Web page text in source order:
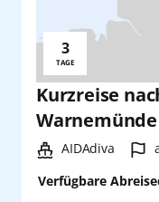
Kurzreise
Warnemünde
Schiff:
AIDAdiva
Verfügbare
Reisedauer:
3
TAGE